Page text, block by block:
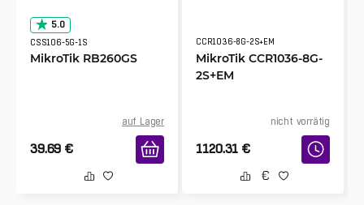
5.0
CSS106-5G-1S
MikroTik RB260GS
auf Lager
39.69 €
CCR1036-8G-2S+EM
MikroTik CCR1036-8G-
2S+EM
nicht vorrätig
1120.31 €